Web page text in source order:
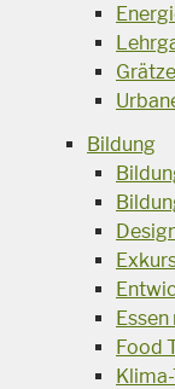
Bildung
Food